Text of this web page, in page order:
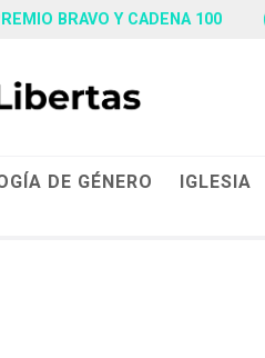
BRAVO Y CADENA 100
DE GÉNERO IGLESIA